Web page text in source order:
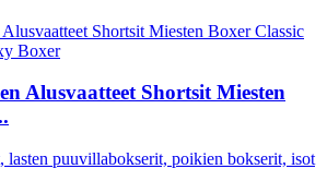
Alusvaatteet Shortsit Miesten